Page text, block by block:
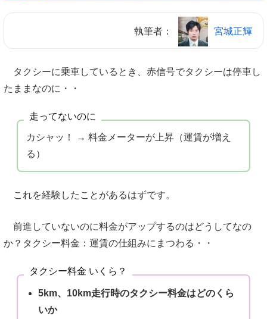
執筆者： 宮城正輝
タクシーに乗車しているとき、赤信号でタクシーは停車し
たままなのに・・
走ってないのに
カシャッ！ → 料金メーターが上昇（運賃が増え
る）
これを経験したことがあるはずです。
前進していないのに料金がアップするのはどうしてなの
か？タクシー料金：運賃の仕組みにまつわる・・
タクシー料金 いくら？
5km、10km走行時のタクシー料金はどのくら
いか